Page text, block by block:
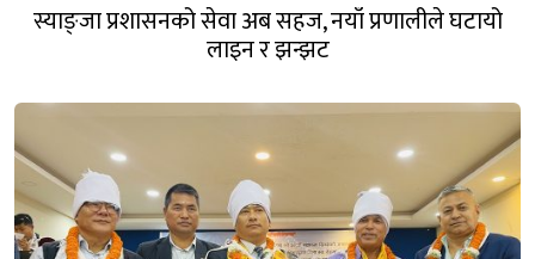
स्याङ्जा प्रशासनको सेवा अब सहज, नयाँ प्रणालीले घटायो
लाइन र झन्झट